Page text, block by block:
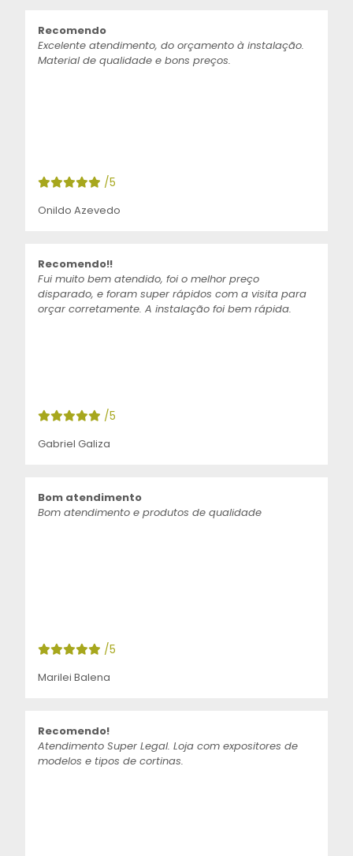
Recomendo
Excelente atendimento, do orçamento à instalação.
Material de qualidade e bons preços.
/5
Onildo Azevedo
Recomendo!!
Fui muito bem atendido, foi o melhor preço
disparado, e foram super rápidos com a visita para
orçar corretamente. A instalação foi bem rápida.
/5
Gabriel Galiza
Bom atendimento
Bom atendimento e produtos de qualidade
/5
Marilei Balena
Recomendo!
Atendimento Super Legal. Loja com expositores de
modelos e tipos de cortinas.